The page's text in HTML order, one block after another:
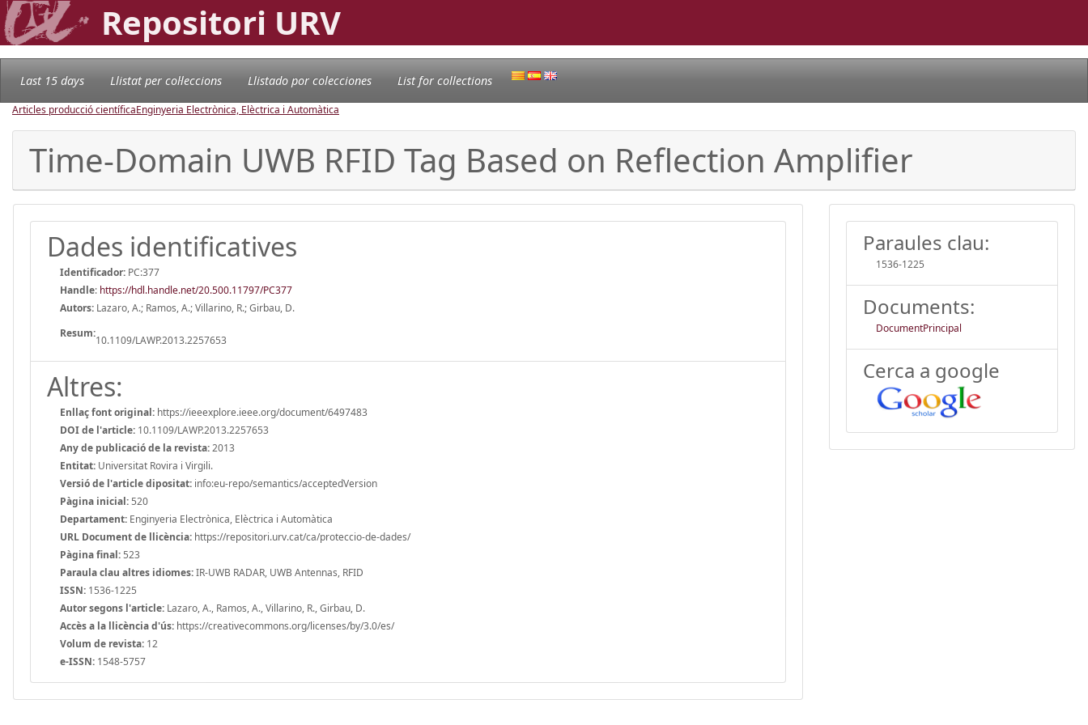
Repositori URV
Last 15 days Llistat per col·leccions Llistado por colecciones List for collections
Articles producció científicaEnginyeria Electrònica, Elèctrica i Automàtica
Time-Domain UWB RFID Tag Based on Reflection Amplifier
Dades identificatives
Identificador: PC:377
Handle: https://hdl.handle.net/20.500.11797/PC377
Autors: Lazaro, A.; Ramos, A.; Villarino, R.; Girbau, D.
Resum:
10.1109/LAWP.2013.2257653
Altres:
Enllaç font original: https://ieeexplore.ieee.org/document/6497483
DOI de l'article: 10.1109/LAWP.2013.2257653
Any de publicació de la revista:2013
Entitat: Universitat Rovira i Virgili.
Versió de l'article dipositat: info:eu-repo/semantics/acceptedVersion
Pàgina inicial: 520
Departament: Enginyeria Electrònica, Elèctrica i Automàtica
URL Document de llicència: https://repositori.urv.cat/ca/proteccio-de-dades/
Pàgina final: 523
Paraula clau altres idiomes:IR-UWB RADAR, UWB Antennas, RFID
ISSN: 1536-1225
Autor segons l'article: Lazaro, A., Ramos, A., Villarino, R., Girbau, D.
Accès a la llicència d'ús: https://creativecommons.org/licenses/by/3.0/es/
Volum de revista: 12
e-ISSN: 1548-5757
Paraules clau:
1536-1225
Documents:
DocumentPrincipal
Cerca a google